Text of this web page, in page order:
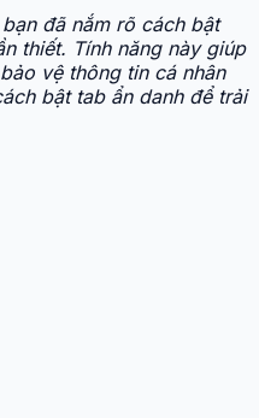
đã nắm rõ cách bật
thiết. Tính năng này giúp
vệ thông tin cá nhân
bật tab ẩn danh để trải